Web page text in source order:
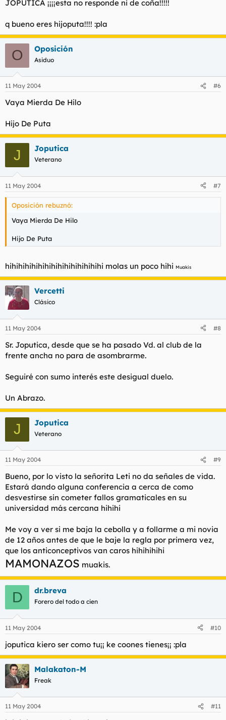
JOPUTICA ¡¡¡¡esta no responde ni de coña!!!!!
q bueno eres hijoputa!!!! :pla
O Oposición
Asiduo
11 May 2004 #6
Vaya Mierda De Hilo
Hijo De Puta
J Joputica
Veterano
11 May 2004 #7
Oposición rebuznó:
Vaya Mierda De Hilo
Hijo De Puta
hihihihihihihihihihihihihihihi molas un poco hihi Muakis
Vercetti
Clásico
11 May 2004 #8
Sr. Joputica, desde que se ha pasado Vd. al club de la
frente ancha no para de asombrarme.
Seguiré con sumo interés este desigual duelo.
Un Abrazo.
J Joputica
Veterano
11 May 2004 #9
Bueno, por lo visto la señorita Leti no da señales de vida.
Estará dando alguna conferencia a cerca de como
desvestirse sin cometer fallos gramaticales en su
universidad más cercana hihihi
Me voy a ver si me baja la cebolla y a follarme a mi novia
de 12 años antes de que le baje la regla por primera vez,
que los anticonceptivos van caros hihihihihi
MAMONAZOS muakis.
D dr.breva
Forero del todo a cien
11 May 2004 #10
joputica kiero ser como tu¡¡ ke coones tienes¡¡ :pla
Malakaton-M
Freak
11 May 2004 #11